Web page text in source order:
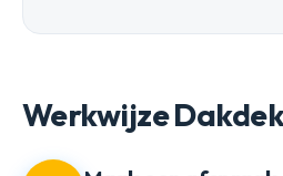
Werkwijze